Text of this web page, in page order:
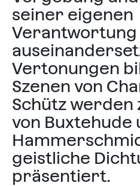
seiner eigenen
Verantwortung
Vertonungen
Szenen von
Schütz werden
von Buxtehude
geistliche
präsentiert.